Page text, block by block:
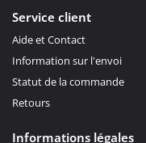
Service client
Aide et Contact
Information sur l'envoi
Statut de la commande
Retours
Informations légales